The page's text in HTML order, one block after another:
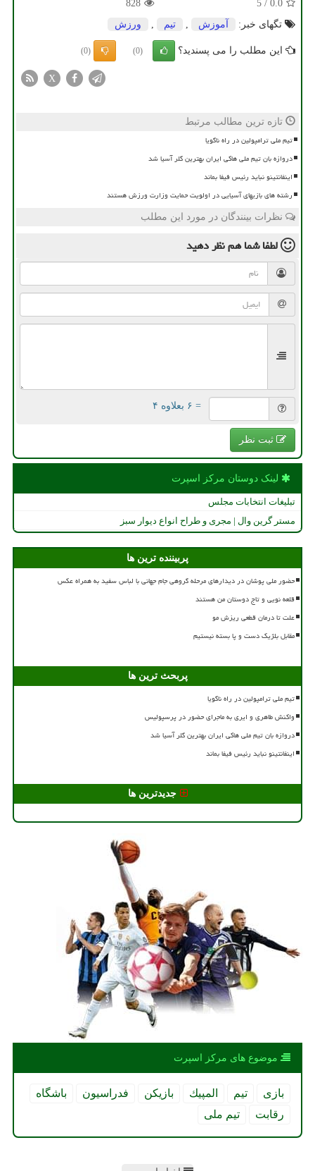
0.0
/
5
828
تگهای خبر:
آموزش تیم ورزش
این مطلب را می پسندید؟ (0)
(0)
X
تازه ترین مطالب مرتبط
تیم ملی ترامپولین در راه ناگویا
دروازه بان تیم ملی هاکی ایران بهترین گلر آسیا شد
اینفانتینو نباید رئیس فیفا بماند
رشته های بازیهای آسیایی در اولویت حمایت وزارت ورزش هستند
نظرات بینندگان در مورد این مطلب
لطفا شما همنظر دهید
= ۶ بعلاوه ۴
ثبت نظر
لینک دوستان مركز اسپرت
تبلیغات انتخابات مجلس
مستر گرین وال | مجری و طراح انواع دیوار سبز
پربیننده ترین ها
حضور ملی پوشان در دیدارهای مرحله گروهی جام جهانی با لباس سفید به همراه عکس
قلعه نویی و تاج دوستان من هستند
علت تا درمان قطعی ریزش مو
مقابل بلژیک دست و پا بسته نیستیم
پربحث ترین ها
تیم ملی ترامپولین در راه ناگویا
واکنش طاهری و ایری به ماجرای حضور در پرسپولیس
دروازه بان تیم ملی هاکی ایران بهترین گلر آسیا شد
اینفانتینو نباید رئیس فیفا بماند
جدیدترین ها
موضوع های مركز اسپرت
بازی تیم المپیك بازیكن فدراسیون
باشگاه
رقابت
تیم ملی